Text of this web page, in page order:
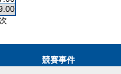
競賽事件